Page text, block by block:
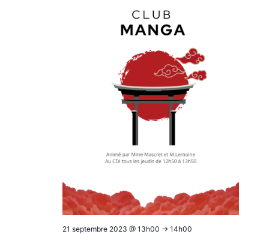
21 septembre 2023 @ 13h00 -> 14h00